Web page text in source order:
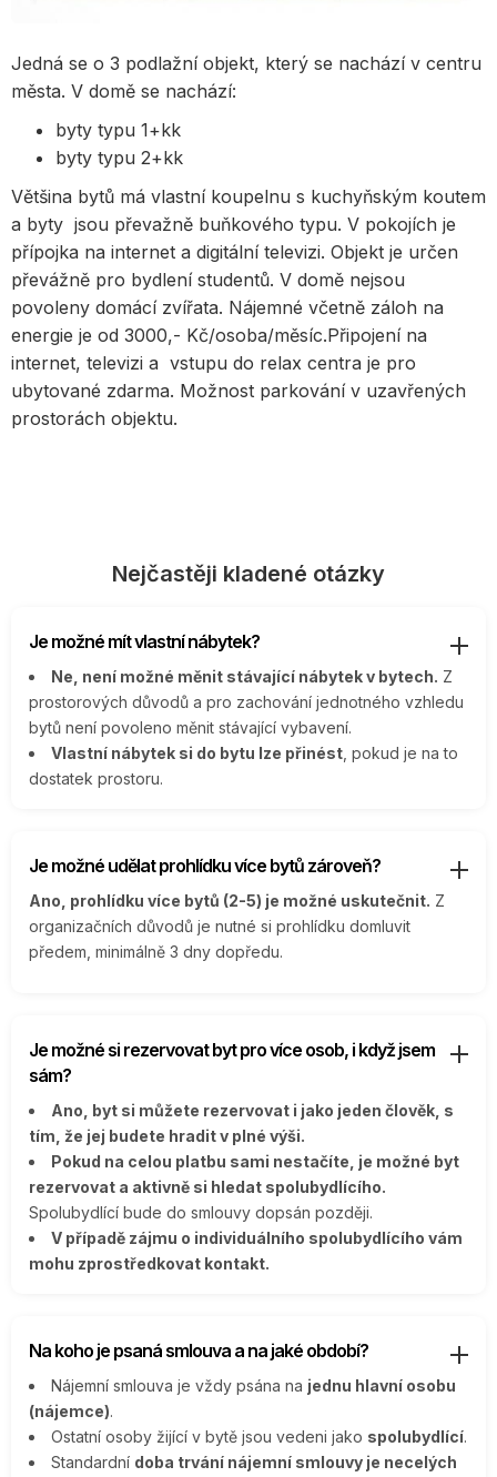
Jedná se o 3 podlažní objekt, který se nachází v centru
města. V domě se nachází:
byty typu 1+kk
byty typu 2+kk
Většina bytů má vlastní koupelnu s kuchyňským koutem
a byty jsou převažně buňkového typu. V pokojích je
přípojka na internet a digitální televizi. Objekt je určen
převážně pro bydlení studentů. V domě nejsou
povoleny domácí zvířata. Nájemné včetně záloh na
energie je od 3000,- Kč/osoba/měsíc.Připojení na
internet, televizi a vstupu do relax centra je pro
ubytované zdarma. Možnost parkování v uzavřených
prostorách objektu.
Nejčastěji kladené otázky
Je možné mít vlastní nábytek?
Ne, není možné měnit stávající nábytek v bytech. Z
prostorových důvodů a pro zachování jednotného vzhledu
bytů není povoleno měnit stávající vybavení.
Vlastní nábytek si do bytu lze přinést , pokud je na to
dostatek prostoru.
Je možné udělat prohlídku více bytů zároveň?
Ano, prohlídku více bytů (2-5) je možné uskutečnit. Z
organizačních důvodů je nutné si prohlídku domluvit
předem, minimálně 3 dny dopředu.
Je možné si rezervovat byt pro více osob, i když jsem
sám?
Ano, byt si můžete rezervovat i jako jeden člověk, s
tím, že jej budete hradit v plné výši.
Pokud na celou platbu sami nestačíte, je možné byt
rezervovat a aktivně si hledat spolubydlícího.
Spolubydlící bude do smlouvy dopsán později.
V případě zájmu o individuálního spolubydlícího vám
mohu zprostředkovat kontakt.
Na koho je psaná smlouva a na jaké období?
Nájemní smlouva je vždy psána na jednu hlavní osobu
(nájemce).
Ostatní osoby žijící v bytě jsou vedeni jako spolubydlící.
Standardní doba trvání nájemní smlouvy je necelých